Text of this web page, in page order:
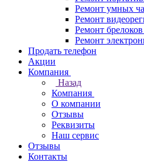
Ремонт умных
Ремонт
Ремонт
Ремонт
Продать телефон
Акции
Компания
Назад
Компания
О компании
Отзывы
Реквизиты
Наш сервис
Отзывы
Контакты